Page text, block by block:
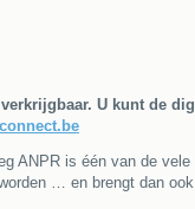
U kunt de
ANPR is één van de
… en brengt dan